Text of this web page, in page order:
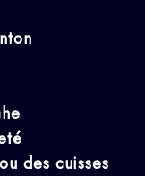
des cuisses